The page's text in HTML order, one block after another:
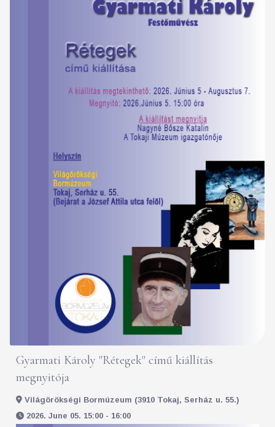
Gyarmati Károly "Rétegek" című kiállítás
megnyitója
Világörökségi Bormúzeum (3910 Tokaj, Serház u. 55.)
2026. June 05. 15:00 - 16:00